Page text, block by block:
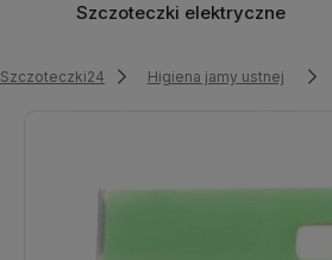
Szczoteczki elektryczne
Szczoteczki24 Higiena jamy ustnej